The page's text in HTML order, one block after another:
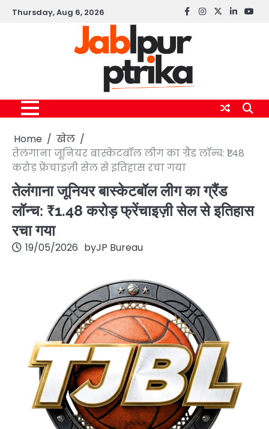
SkipThursday, Aug 6, 2026 Facebook
instagram
twitterlinkedin
Home
खेल
तेलंगाना जूनियर बास्केटबॉल लीग का ग्रैंड लॉन्च: ₹1.48
करोड़ फ्रेंचाइज़ी सेल से इतिहास रचा गया
तेलंगाना जूनियर बास्केटबॉल लीग का ग्रैंड
लॉन्च: ₹1.48 करोड़ फ्रेंचाइज़ी सेल से इतिहास
रचा गया
19/05/2026 byJP Bureau